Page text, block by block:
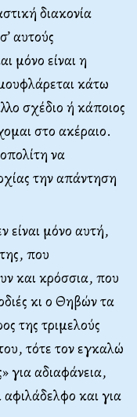
διακονία
αυτούς
μόνο είναι η
κάτω
σχέδιο ή κάποιος
στο ακέραιο.
να
την απάντηση
είναι μόνο αυτή,
που
και κρόσσια, που
κι ο Θηβών τα
της τριμελούς
τότε τον εγκαλώ
για αδιαφάνεια,
και για